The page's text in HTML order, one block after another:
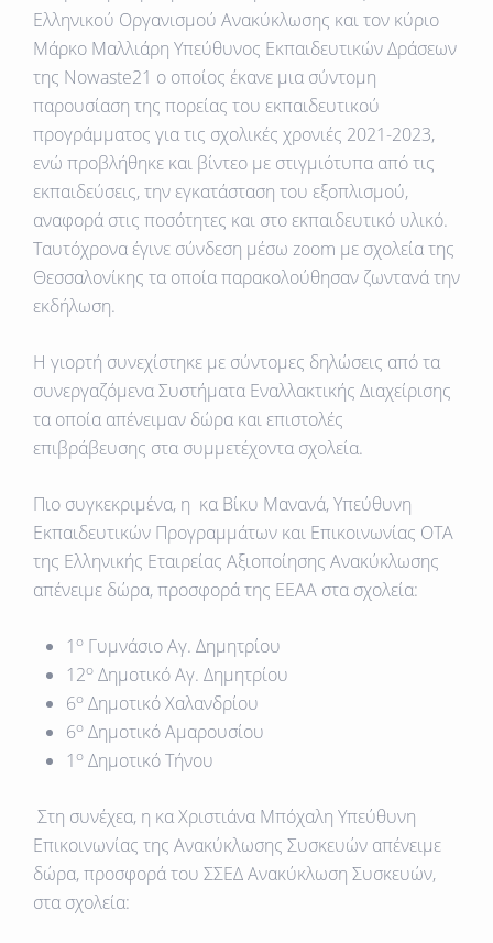
Ελληνικού Οργανισμού Ανακύκλωσης και τον κύριο
Μάρκο Μαλλιάρη Υπεύθυνος Εκπαιδευτικών Δράσεων
της Nowaste21 ο οποίος έκανε μια σύντομη
παρουσίαση της πορείας του εκπαιδευτικού
προγράμματος για τις σχολικές χρονιές 2021-2023,
ενώ προβλήθηκε και βίντεο με στιγμιότυπα από τις
εκπαιδεύσεις, την εγκατάσταση του εξοπλισμού,
αναφορά στις ποσότητες και στο εκπαιδευτικό υλικό.
Ταυτόχρονα έγινε σύνδεση μέσω zoom με σχολεία της
Θεσσαλονίκης τα οποία παρακολούθησαν ζωντανά την
εκδήλωση.
Η γιορτή συνεχίστηκε με σύντομες δηλώσεις από τα
συνεργαζόμενα Συστήματα Εναλλακτικής Διαχείρισης
τα οποία απένειμαν δώρα και επιστολές
επιβράβευσης στα συμμετέχοντα σχολεία.
Πιο συγκεκριμένα, η κα Βίκυ Μανανά, Υπεύθυνη
Εκπαιδευτικών Προγραμμάτων και Επικοινωνίας ΟΤΑ
της Ελληνικής Εταιρείας Αξιοποίησης Ανακύκλωσης
απένειμε δώρα, προσφορά της ΕΕΑΑ στα σχολεία:
1ο Γυμνάσιο Αγ. Δημητρίου
12ο Δημοτικό Αγ. Δημητρίου
6ο Δημοτικό Χαλανδρίου
6ο Δημοτικό Αμαρουσίου
1ο Δημοτικό Τήνου
Στη συνέχεα, η κα Χριστιάνα Μπόχαλη Υπεύθυνη
Επικοινωνίας της Ανακύκλωσης Συσκευών απένειμε
δώρα, προσφορά του ΣΣΕΔ Ανακύκλωση Συσκευών,
στα σχολεία: